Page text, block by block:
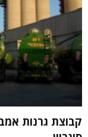
קבוצת גרנות